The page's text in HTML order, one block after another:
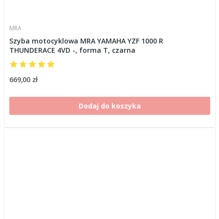
MRA
Szyba motocyklowa MRA YAMAHA YZF 1000 R
THUNDERACE 4VD -, forma T, czarna
669,00 zł
Dodaj do koszyka